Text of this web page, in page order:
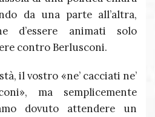
da una parte all’altra,
d’essere animati solo
contro Berlusconi.
il vostro «ne’ cacciati ne’
ma semplicemente
dovuto attendere un